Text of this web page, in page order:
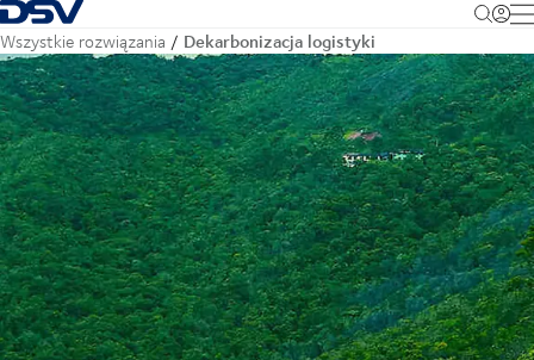
Cofnij do strony głównej
Wszystkie rozwiązania Dekarbonizacja logistyki